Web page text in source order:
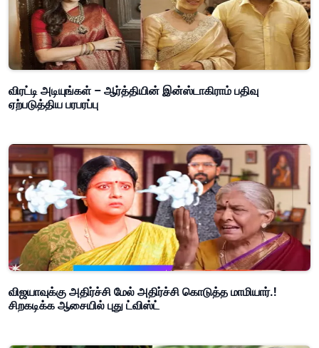
விரட்டி அடியுங்கள் – ஆர்த்தியின் இன்ஸ்டாகிராம் பதிவு
ஏற்படுத்திய பரபரப்பு
விஜயாவுக்கு அதிர்ச்சி மேல் அதிர்ச்சி கொடுத்த மாமியார்.!
சிறகடிக்க ஆசையில் புது ட்விஸ்ட்